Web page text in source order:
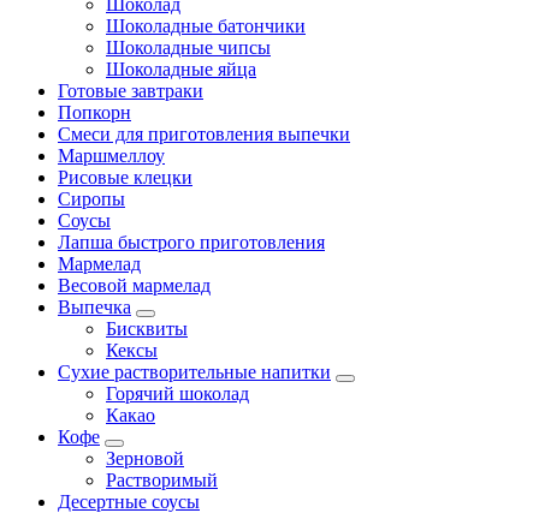
Шоколад
Шоколадные батончики
Шоколадные чипсы
Шоколадные яйца
Готовые завтраки
Попкорн
Смеси для приготовления выпечки
Маршмеллоу
Рисовые клецки
Сиропы
Соусы
Лапша быстрого приготовления
Мармелад
Весовой мармелад
Выпечка
Бисквиты
Кексы
Сухие растворительные напитки
Горячий шоколад
Какао
Кофе
Зерновой
Растворимый
Десертные соусы